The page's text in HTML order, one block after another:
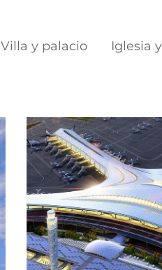
Villa y palacio Iglesia